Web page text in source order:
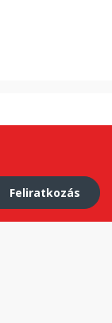
Feliratkozás